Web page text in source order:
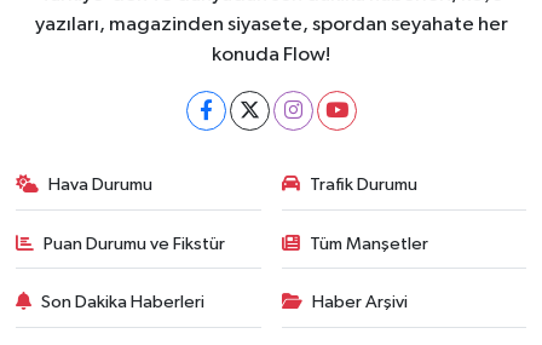
yazıları, magazinden siyasete, spordan seyahate her
konuda Flow!
Hava Durumu Trafik Durumu
Puan Durumu ve Fikstür Tüm Manşetler
Son Dakika Haberleri Haber Arşivi